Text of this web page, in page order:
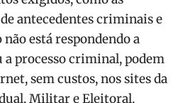
antecedentes criminais e
está respondendo a
processo criminal, podem
sem custos, nos sites da
Militar e Eleitoral.